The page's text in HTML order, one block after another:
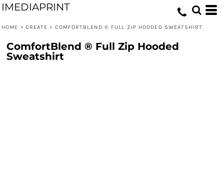
IMEDIAPRINT
HOME > CREATE > COMFORTBLEND ® FULL ZIP HOODED SWEATSHIRT
ComfortBlend ® Full Zip Hooded
Sweatshirt